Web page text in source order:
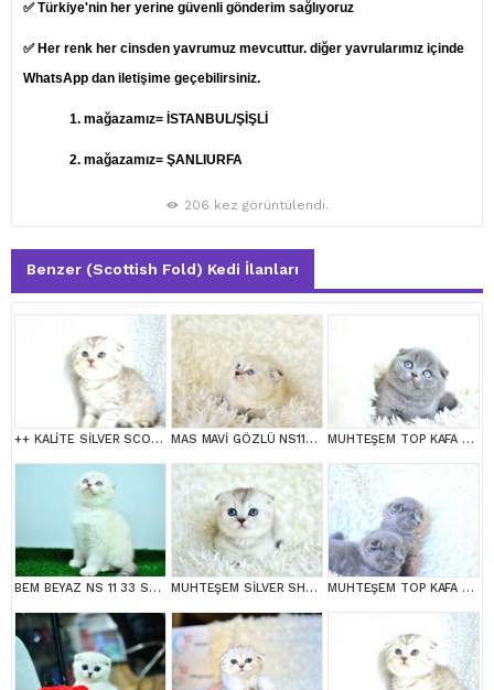
✅ Türkiye'nin her yerine güvenli gönderim sağlıyoruz
✅ Her renk her cinsden yavrumuz mevcuttur. diğer yavrularımız içinde
WhatsApp dan iletişime geçebilirsiniz.
1. mağazamız= İSTANBUL/ŞİŞLİ
2. mağazamız= ŞANLIURFA
206 kez görüntülendi.
Benzer (Scottish Fold) Kedi İlanları
++ KALİTE SİLVER SCOTTİSH FOLD MAS MAVİ GÖZLÜ NS1133 SCOTTİSH FOLD erkek MUHTEŞEM TOP KAFA GRİ SCOTTİSH FOLD
BEM BEYAZ NS 11 33 SCOTTİSH FOLD MUHTEŞEM SİLVER SHADED SCOTTİSH FOLD MUHTEŞEM TOP KAFA GRİ SCOTTİSH YAVRULAR